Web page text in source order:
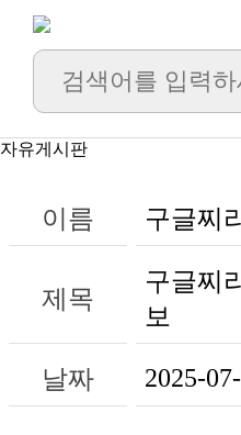
자유게시판
이름 구글찌
제목
구글찌
보
날짜 2025-